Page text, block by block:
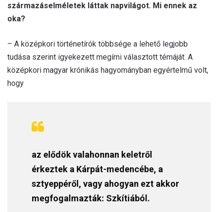
származáselméletek láttak napvilágot. Mi ennek az
oka?
– A középkori történetírók többsége a lehető legjobb
tudása szerint igyekezett megírni választott témáját. A
középkori magyar krónikás hagyományban egyértelmű volt,
hogy
az elődök valahonnan keletről
érkeztek a Kárpát-medencébe, a
sztyeppéről, vagy ahogyan ezt akkor
megfogalmazták: Szkítiából.